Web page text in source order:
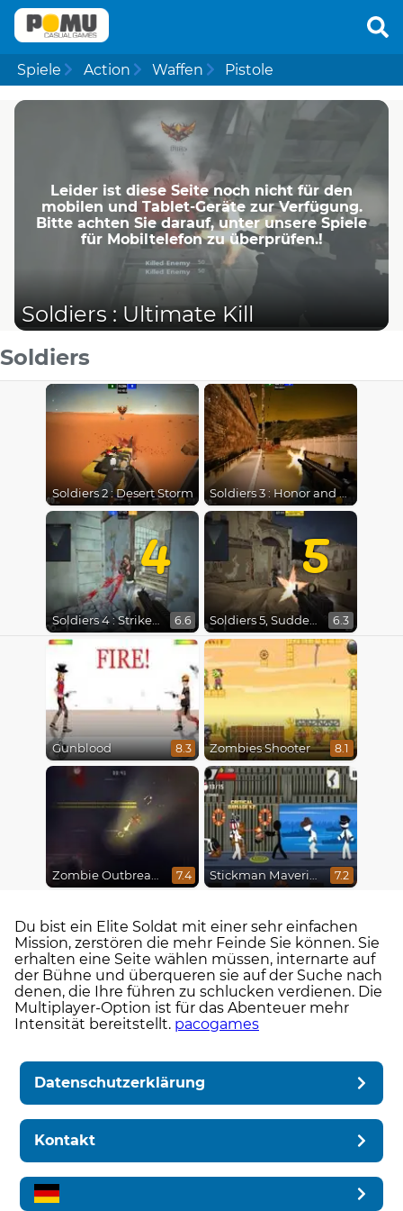
Spiele Action Waffen Pistole
Leider ist diese Seite noch nicht für den
mobilen und Tablet-Geräte zur Verfügung.
Bitte achten Sie darauf, unter unsere Spiele
für Mobiltelefon zu überprüfen.!
Soldiers : Ultimate Kill
Soldiers
Soldiers 2 : Desert Storm Soldiers 3 : Honor and Duty
4
Soldiers 4 : Strike Back 6.6
5
Soldiers 5, Sudden Shot 6.3
Gunblood 8.3 Zombies Shooter 8.1
Zombie Outbreak Arena 7.4 Stickman Maverick: Bad Boys Killer 7.2
Du bist ein Elite Soldat mit einer sehr einfachen
Mission, zerstören die mehr Feinde Sie können. Sie
erhalten eine Seite wählen müssen, internarte auf
der Bühne und überqueren sie auf der Suche nach
denen, die Ihre führen zu schlucken verdienen. Die
Multiplayer-Option ist für das Abenteuer mehr
Intensität bereitstellt. pacogames
Datenschutzerklärung
Kontakt